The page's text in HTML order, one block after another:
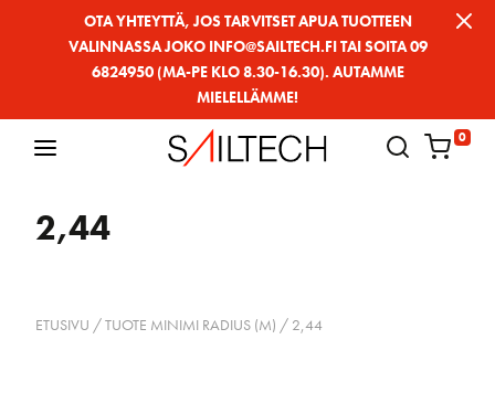
OTA YHTEYTTÄ, JOS TARVITSET APUA TUOTTEEN
VALINNASSA JOKO INFO@SAILTECH.FI TAI SOITA 09
6824950 (MA-PE KLO 8.30-16.30). AUTAMME
MIELELLÄMME!
0
2,44
ETUSIVU / TUOTE MINIMI RADIUS (M) / 2,44